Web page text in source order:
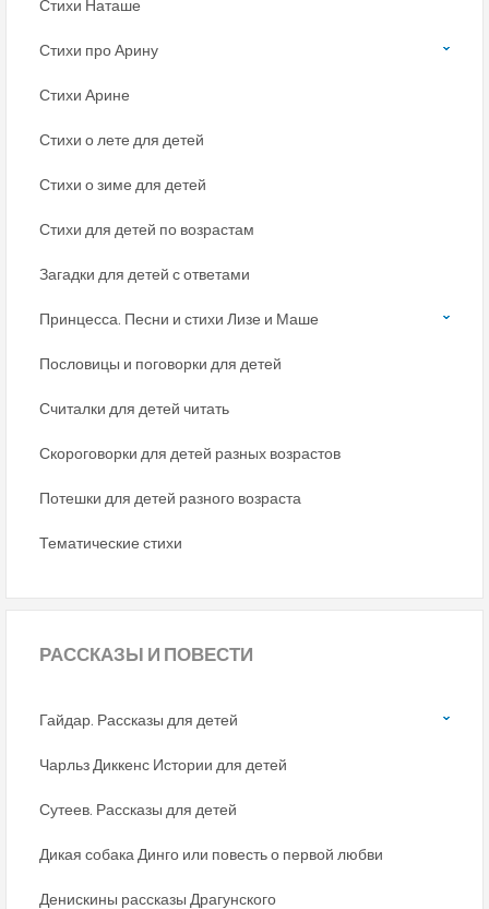
Стихи Наташе
Стихи про Арину
Стихи Арине
Стихи о лете для детей
Стихи о зиме для детей
Стихи для детей по возрастам
Загадки для детей с ответами
Принцесса. Песни и стихи Лизе и Маше
Пословицы и поговорки для детей
Считалки для детей читать
Скороговорки для детей разных возрастов
Потешки для детей разного возраста
Тематические стихи
РАССКАЗЫ И ПОВЕСТИ
Гайдар. Рассказы для детей
Чарльз Диккенс Истории для детей
Сутеев. Рассказы для детей
Дикая собака Динго или повесть о первой любви
Денискины рассказы Драгунского